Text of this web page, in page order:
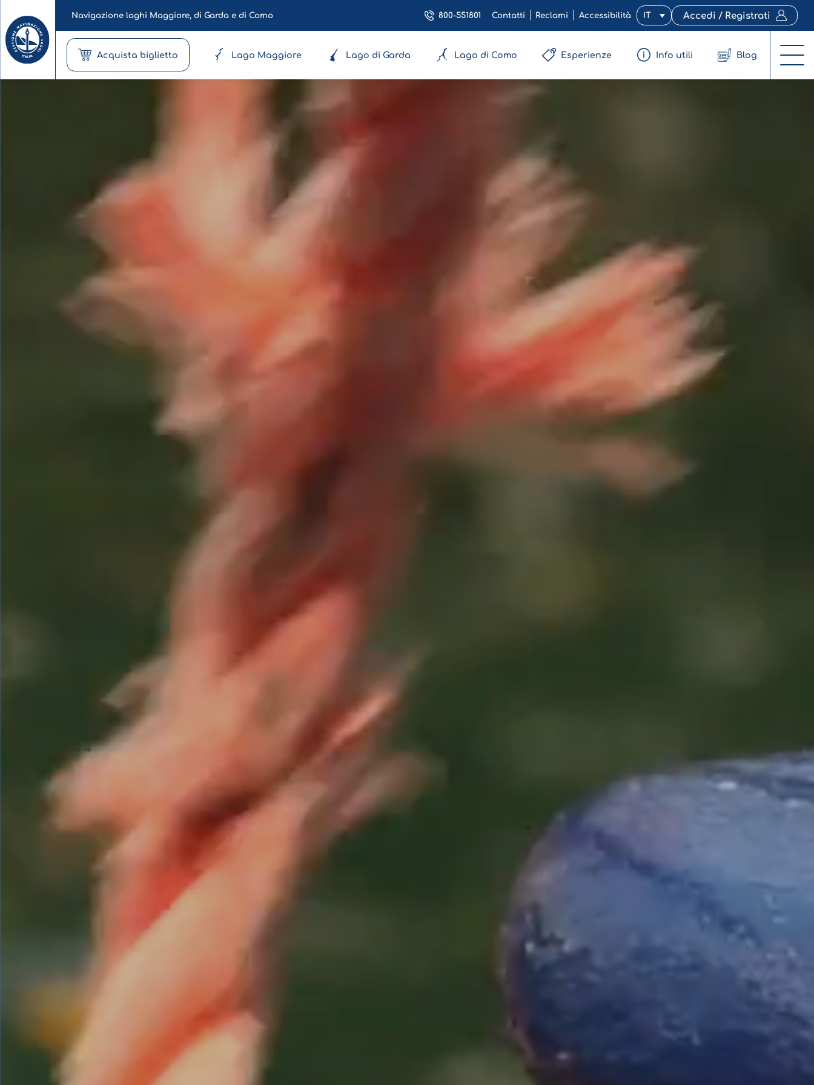
Navigazione laghi Maggiore, di Garda e di Como 800-551801 Contatti Reclami Accessibilità IT Accedi / Registrati
Acquista biglietto Lago Maggiore Lago di Garda Lago di Como Esperienze Info utili Blog